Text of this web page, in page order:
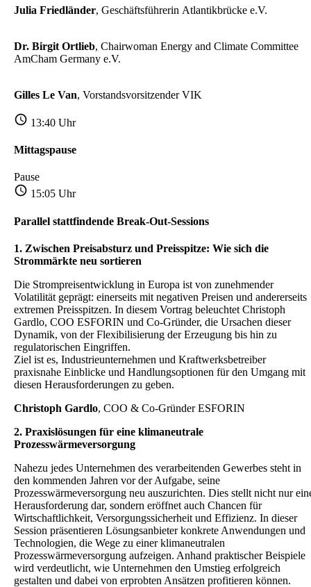
Julia Friedländer, Geschäftsführerin Atlantikbrücke e.V.
Dr. Birgit Ortlieb, Chairwoman Energy and Climate Committee
AmCham Germany e.V.
Gilles Le Van, Vorstandsvorsitzender VIK
13:40 Uhr
Mittagspause
Pause
15:05 Uhr
Parallel stattfindende Break-Out-Sessions
1. Zwischen Preisabsturz und Preisspitze: Wie sich die
Strommärkte neu sortieren
Die Strompreisentwicklung in Europa ist von zunehmender
Volatilität geprägt: einerseits mit negativen Preisen und andererseits
extremen Preisspitzen. In diesem Vortrag beleuchtet Christoph
Gardlo, COO ESFORIN und Co-Gründer, die Ursachen dieser
Dynamik, von der Flexibilisierung der Erzeugung bis hin zu
regulatorischen Eingriffen.
Ziel ist es, Industrieunternehmen und Kraftwerksbetreiber
praxisnahe Einblicke und Handlungsoptionen für den Umgang mit
diesen Herausforderungen zu geben.
Christoph Gardlo, COO & Co-Gründer ESFORIN
2. Praxislösungen für eine klimaneutrale
Prozesswärmeversorgung
Nahezu jedes Unternehmen des verarbeitenden Gewerbes steht in
den kommenden Jahren vor der Aufgabe, seine
Prozesswärmeversorgung neu auszurichten. Dies stellt nicht nur
Herausforderung dar, sondern eröffnet auch Chancen für
Wirtschaftlichkeit, Versorgungssicherheit und Effizienz. In dieser
Session präsentieren Lösungsanbieter konkrete Anwendungen und
Technologien, die Wege zu einer klimaneutralen
Prozesswärmeversorgung aufzeigen. Anhand praktischer Beispiele
wird verdeutlicht, wie Unternehmen den Umstieg erfolgreich
gestalten und dabei von erprobten Ansätzen profitieren können.